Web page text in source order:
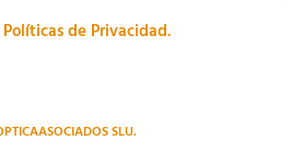
Políticas de Privacidad.
SLU.